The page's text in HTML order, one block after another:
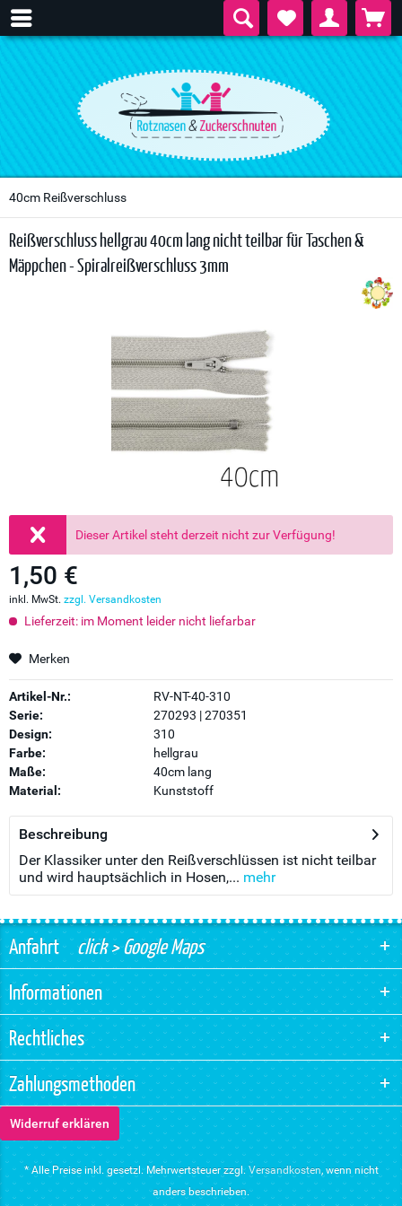
40cm Reißverschluss
Reißverschluss hellgrau 40cm lang nicht teilbar für Taschen &
Mäppchen - Spiralreißverschluss 3mm
Dieser Artikel steht derzeit nicht zur Verfügung!
1,50 €
inkl. MwSt. zzgl. Versandkosten
Lieferzeit: im Moment leider nicht liefarbar
Merken
Artikel-Nr.:
RV-NT-40-310
Serie:
270293 | 270351
Design:
310
Farbe:
hellgrau
Maße:
40cm lang
Material:
Kunststoff
Beschreibung
Der Klassiker unter den Reißverschlüssen ist nicht teilbar
und wird hauptsächlich in Hosen,... mehr
Anfahrtclick > Google Maps
Informationen
Rechtliches
Zahlungsmethoden
Widerruf erklären
* Alle Preise inkl. gesetzl. Mehrwertsteuer zzgl. Versandkosten, wenn nicht
anders beschrieben.